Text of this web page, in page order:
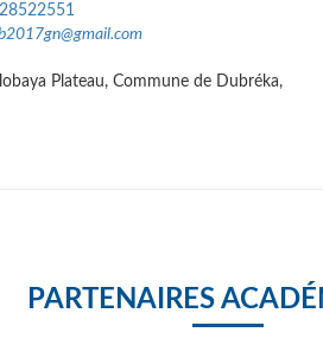
Plateau, Commune de Dubréka,
PARTENAIRES